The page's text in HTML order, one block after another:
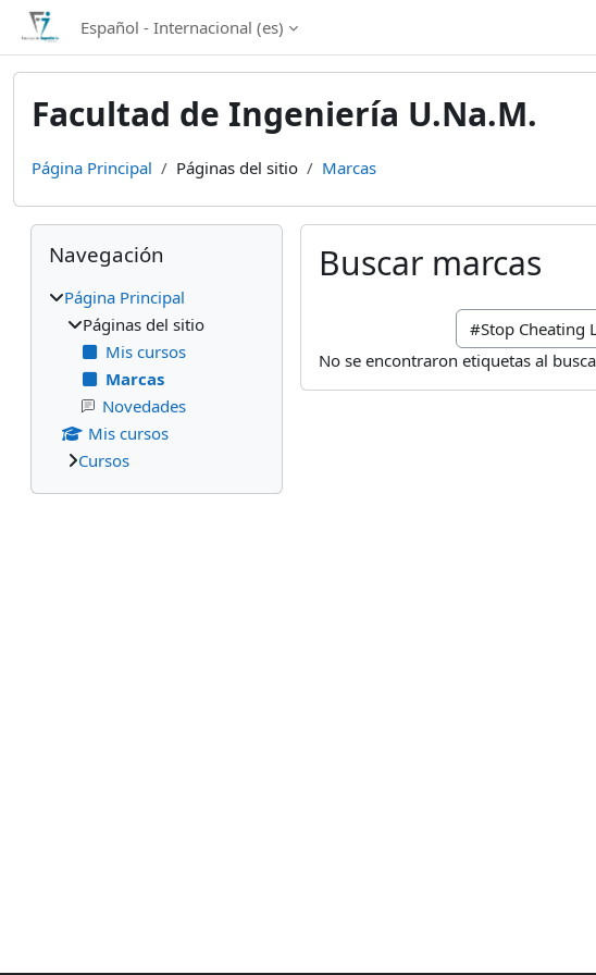
Salta al contenido principal
Español - Internacional ‎(es)‎
Facultad de Ingeniería U.Na.M.
Página Principal Páginas del sitio Marcas
Buscar marcas
Buscar marcas
No se encontraron etiquetas al
Bloques
Salta Navegación
Navegación
Página Principal
Páginas del sitio
Mis cursos
Marcas
Novedades
Mis cursos
Cursos